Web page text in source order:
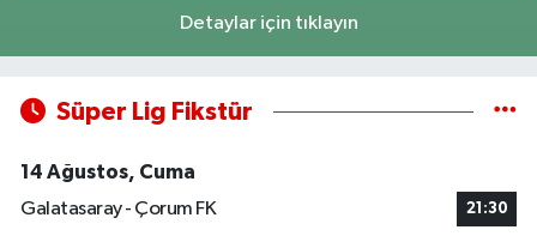
Detaylar için tıklayın
Süper Lig Fikstür
14 Ağustos, Cuma
Galatasaray - Çorum FK
21:30